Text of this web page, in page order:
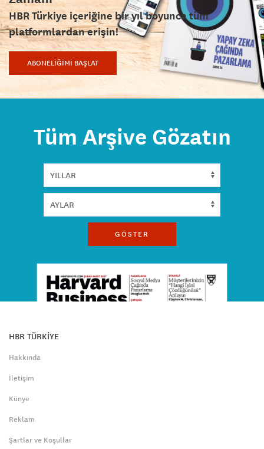
HBR Türkiye içeriğine bir yıl boyunca tüm
platformlardan erişin!
ABONELİĞİMİ BAŞLAT
Tüm Arşive Gözatın
GÖSTER
HBR TÜRKİYE
Hakkında
İletişim
Künye
Reklam
Şartlar ve Koşullar